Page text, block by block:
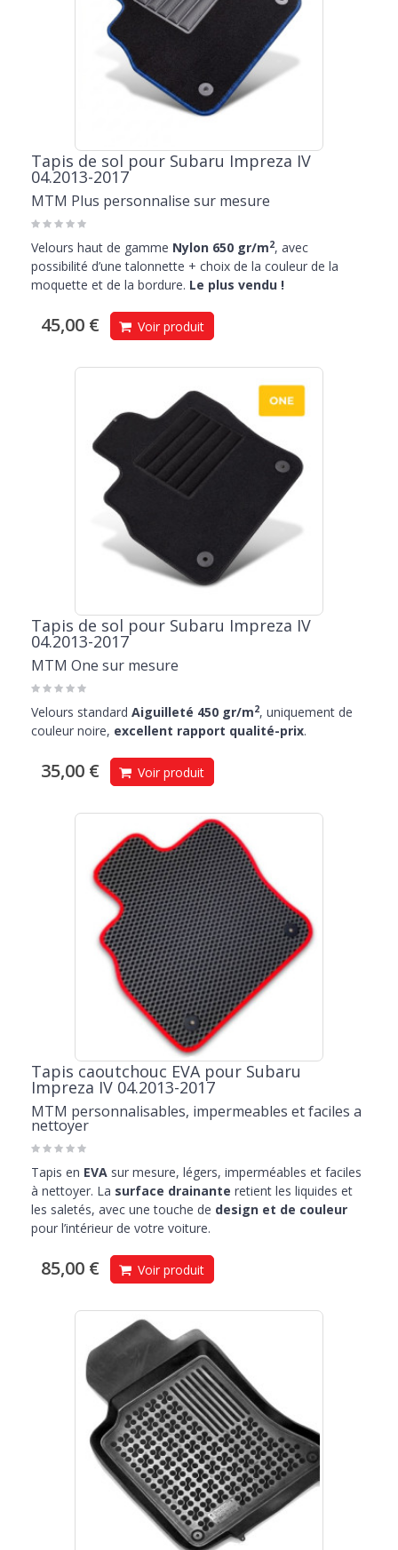
Tapis de sol pour Subaru Impreza IV
04.2013-2017
MTM Plus personnalise sur mesure
Velours haut de gamme Nylon 650 gr/m2, avec
possibilité d’une talonnette + choix de la couleur de la
moquette et de la bordure. Le plus vendu !
45,00 € Voir produit
Tapis de sol pour Subaru Impreza IV
04.2013-2017
MTM One sur mesure
Velours standard Aiguilleté 450 gr/m2, uniquement de
couleur noire, excellent rapport qualité-prix.
35,00 € Voir produit
Tapis caoutchouc EVA pour Subaru
Impreza IV 04.2013-2017
MTM personnalisables, impermeables et faciles a
nettoyer
Tapis en EVA sur mesure, légers, imperméables et faciles
à nettoyer. La surface drainante retient les liquides et
les saletés, avec une touche de design et de couleur
pour l’intérieur de votre voiture.
85,00 € Voir produit